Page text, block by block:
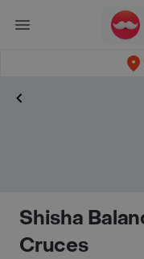
Shisha
Cruces